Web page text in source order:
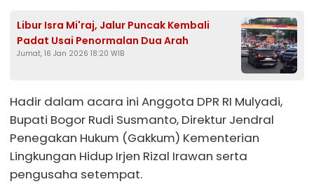
Libur Isra Mi'raj, Jalur Puncak Kembali
Padat Usai Penormalan Dua Arah
Jumat, 16 Jan 2026 18:20 WIB
Hadir dalam acara ini Anggota DPR RI Mulyadi,
Bupati Bogor Rudi Susmanto, Direktur Jendral
Penegakan Hukum (Gakkum) Kementerian
Lingkungan Hidup Irjen Rizal Irawan serta
pengusaha setempat.